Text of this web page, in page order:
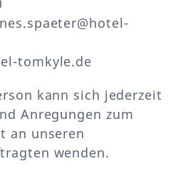
tomkyle.de
kann sich jederzeit
Anregungen zum
an unseren
wenden.